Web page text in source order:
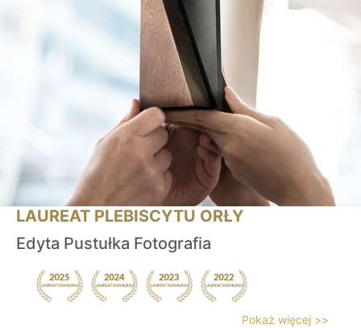
LAUREAT PLEBISCYTU ORŁY
Edyta Pustułka Fotografia
Pokaż więcej >>